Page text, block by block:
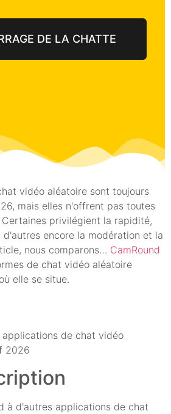
DE LA CHATTE
vidéo aléatoire sont toujours
mais elles n'offrent pas toutes
privilégient la rapidité,
encore la modération et la
nous comparons… CamRound
de chat vidéo aléatoire
elle se situe.
applications de chat vidéo
2026
à d'autres applications de chat